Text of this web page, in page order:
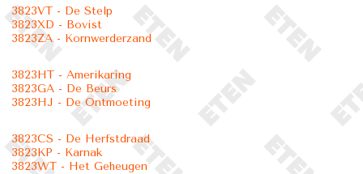
3823VT - De Stelp
3823XD - Bovist
3823ZA - Kornwerderzand
3823HT - Amerikaring
3823GA - De Beurs
3823HJ - De Ontmoeting
3823CS - De Herfstdraad
3823KP - Karnak
3823WT - Het Geheugen